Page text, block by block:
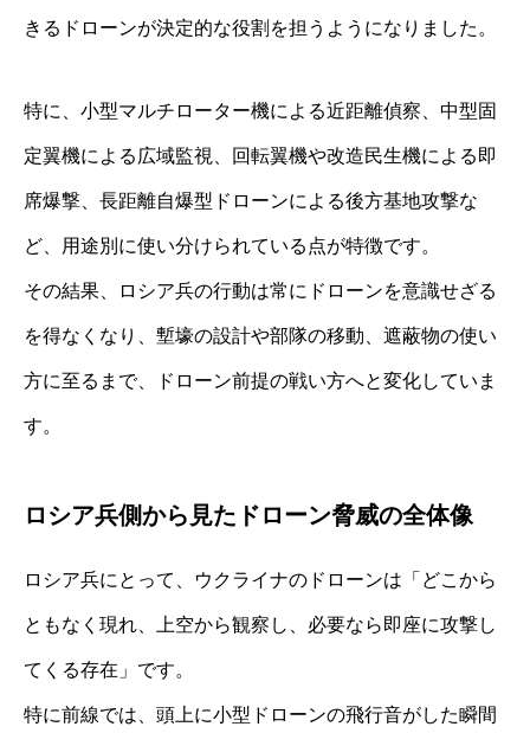
きるドローンが決定的な役割を担うようになりました。
特に、小型マルチローター機による近距離偵察、中型固
定翼機による広域監視、回転翼機や改造民生機による即
席爆撃、長距離自爆型ドローンによる後方基地攻撃な
ど、用途別に使い分けられている点が特徴です。
その結果、ロシア兵の行動は常にドローンを意識せざる
を得なくなり、塹壕の設計や部隊の移動、遮蔽物の使い
方に至るまで、ドローン前提の戦い方へと変化していま
す。
ロシア兵側から見たドローン脅威の全体像
ロシア兵にとって、ウクライナのドローンは「どこから
ともなく現れ、上空から観察し、必要なら即座に攻撃し
てくる存在」です。
特に前線では、頭上に小型ドローンの飛行音がした瞬間